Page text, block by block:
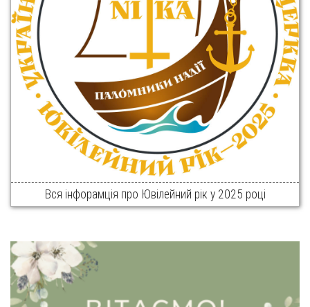
Вся інфорамція про Ювілейний рік у 2025 році